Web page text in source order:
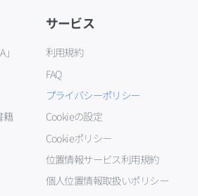
籍
サービス
利用規約
FAQ
プライバシーポリシー
Cookieの設定
Cookieポリシー
位置情報サービス利用規約
個人位置情報取扱いポリシー